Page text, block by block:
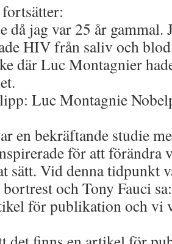
då jag var 25 år gammal.
HIV från saliv och
där Luc Montagnier
Luc Montagnie
en bekräftande studie
för att förändra
sätt. Vid denna tidpunkt
och Tony Fauci
för publikation och vi